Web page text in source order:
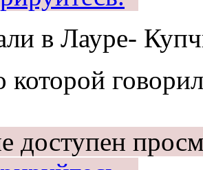
в Лауре-
которой
доступен